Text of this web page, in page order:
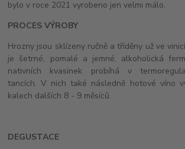
bylo v roce 2021 vyrobeno jen velmi málo.
PROCES VÝROBY
Hrozny jsou sklízeny ručně a tříděny už ve
je šetrné, pomalé a jemné, alkoholická
nativních kvasinek probíhá v
tancích. V nich také následně hotové víno
kalech dalších 8 - 9 měsíců.
DEGUSTACE